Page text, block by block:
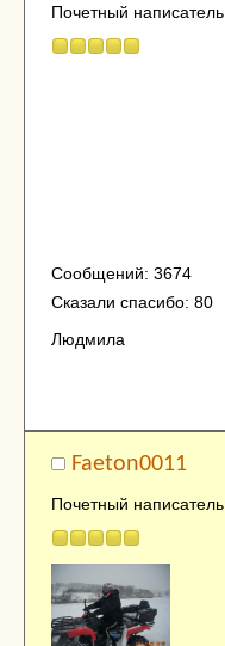
Почетный написатель
Сообщений: 3674
Сказали спасибо: 80
Людмила
Faeton0011
Почетный написатель